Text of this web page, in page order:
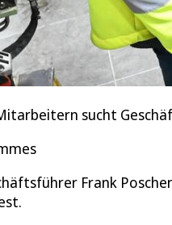
sucht
Frank